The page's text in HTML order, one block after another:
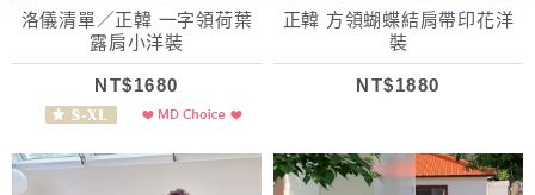
洛儀清單／正韓 一字領荷葉
露肩小洋裝
NT$1680
正韓 方領蝴蝶結肩帶印花洋
裝
NT$1880